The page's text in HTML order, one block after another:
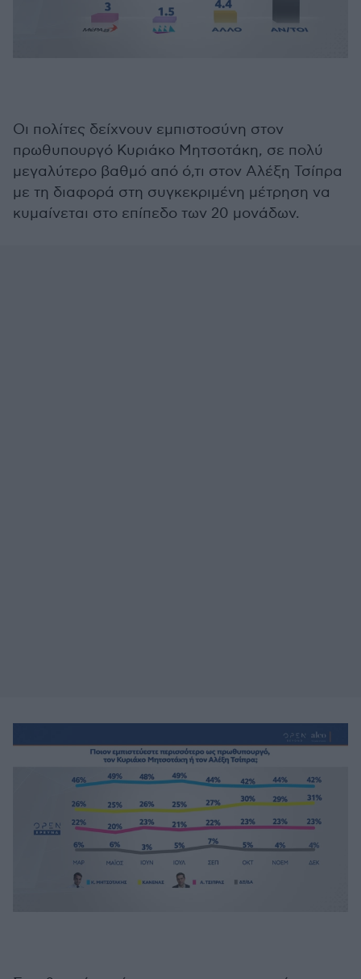
Οι πολίτες δείχνουν εμπιστοσύνη στον
πρωθυπουργό Κυριάκο Μητσοτάκη, σε πολύ
μεγαλύτερο βαθμό από ό,τι στον Αλέξη Τσίπρα
με τη διαφορά στη συγκεκριμένη μέτρηση να
κυμαίνεται στο επίπεδο των 20 μονάδων.